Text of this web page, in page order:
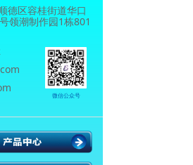
德区容桂街道华口
领潮制作园1栋801
微信公众号